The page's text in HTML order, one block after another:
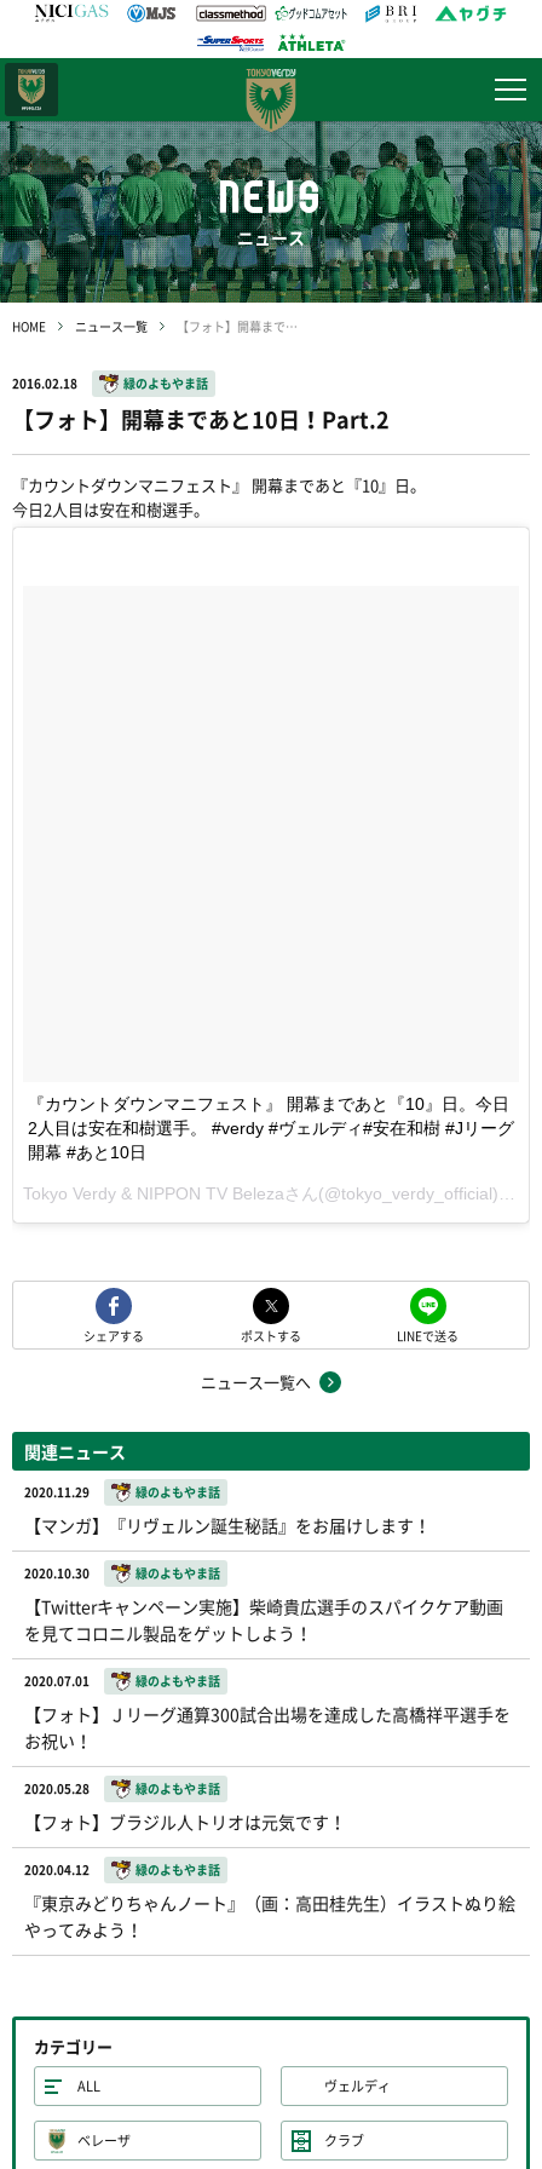
NEWS
ニュース
HOME ニュース一覧 【フォト】開幕まであと10日！Part.2
2016.02.18 緑のよもやま話
【フォト】開幕まであと10日！Part.2
『カウントダウンマニフェスト』 開幕まであと『10』日。
今日2人目は安在和樹選手。
『カウントダウンマニフェスト』 開幕まであと『10』日。今日
2人目は安在和樹選手。 #verdy #ヴェルディ#安在和樹 #Jリーグ
開幕 #あと10日
シェアする ポストする LINEで送る
ニュース一覧へ
関連ニュース
2020.11.29 緑のよもやま話
【マンガ】『リヴェルン誕生秘話』をお届けします！
2020.10.30 緑のよもやま話
【Twitterキャンペーン実施】柴崎貴広選手のスパイクケア動画
を見てコロニル製品をゲットしよう！
2020.07.01 緑のよもやま話
【フォト】Ｊリーグ通算300試合出場を達成した高橋祥平選手を
お祝い！
2020.05.28 緑のよもやま話
【フォト】ブラジル人トリオは元気です！
2020.04.12 緑のよもやま話
『東京みどりちゃんノート』（画：高田桂先生）イラストぬり絵
やってみよう！
カテゴリー
ALL ヴェルディ
ベレーザ クラブ